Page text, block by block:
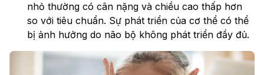
nhỏ thường có cân nặng và chiều cao thấp hơn
so với tiêu chuẩn. Sự phát triển của cơ thể có thể
bị ảnh hưởng do não bộ không phát triển đầy đủ.